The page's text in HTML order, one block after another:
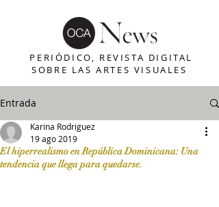
PERIÓDICO, REVISTA DIGITAL
SOBRE LAS ARTES VISUALES
Entrada
El hiperrealismo en República Dominicana: Una
tendencia que llega para quedarse.
Karina Rodriguez
19 ago 2019